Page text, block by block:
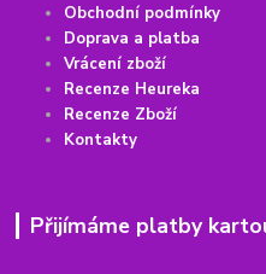
Obchodní podmínky
Doprava a platba
Vrácení zboží
Recenze Heureka
Recenze Zboží
Kontakty
Přijímáme platby